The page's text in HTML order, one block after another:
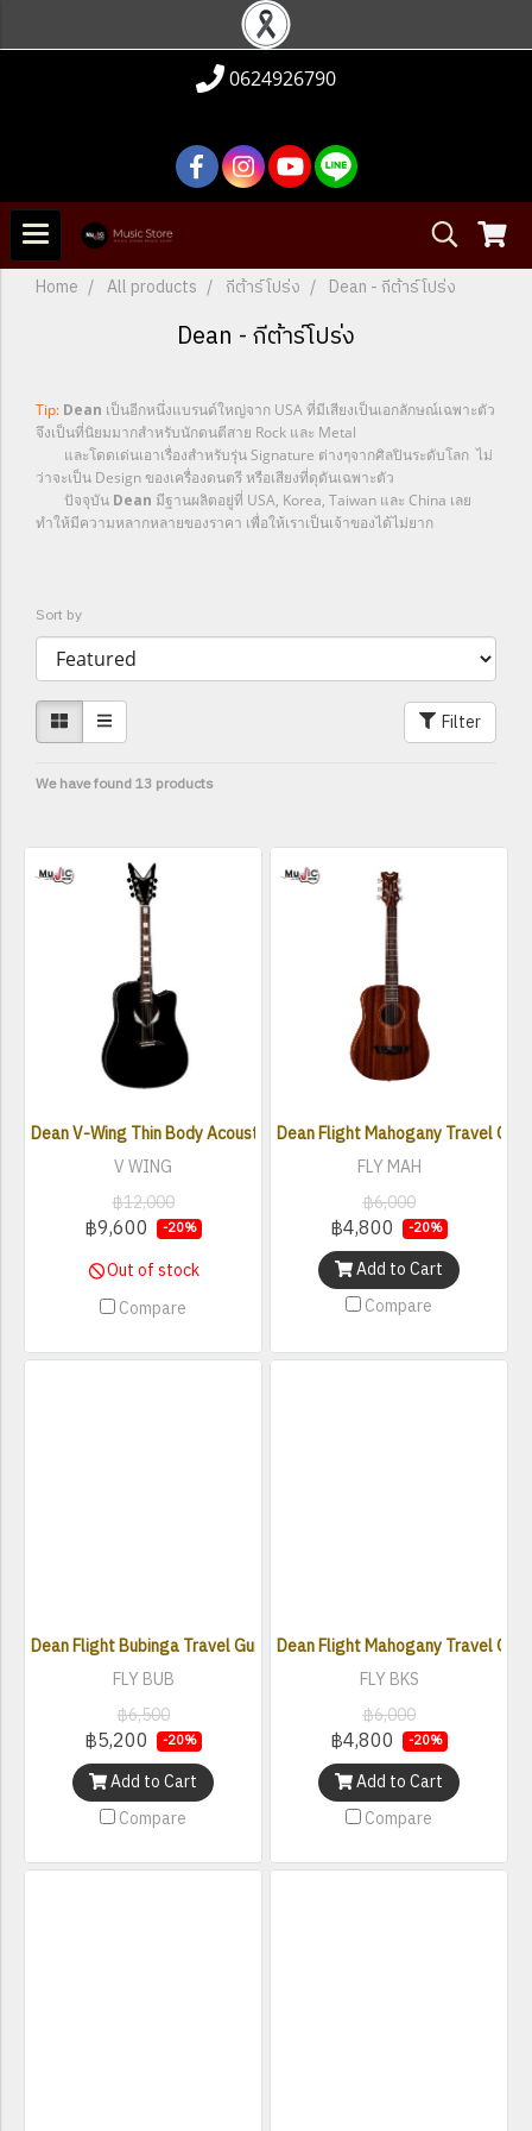
0624926790
Home All products กีต้าร์โปร่ง Dean - กีต้าร์โปร่ง
Dean - กีต้าร์โปร่ง
Tip: Dean เป็นอีกหนึ่งแบรนด์ใหญ่จาก USA ที่มีเสียงเป็นเอกลักษณ์เฉพาะตัว
จึงเป็นที่นิยมมากสำหรับนักดนตีสาย Rock และ Metal
และโดดเด่นเอาเรื่องสำหรับรุ่น Signature ต่างๆจากศิลปินระดับโลก ไม่
ว่าจะเป็น Design ของเครื่องดนตรี หรือเสียงที่ดุดันเฉพาะตัว
ปัจจุบัน Dean มีฐานผลิตอยู่ที่ USA, Korea, Taiwan และ China เลย
ทำให้มีความหลากหลายของราคา เพื่อให้เราเป็นเจ้าของได้ไม่ยาก
Sort by
Filter
We have found 13 products
Dean V-Wing Thin Body Acoustic Electric Guitar - Classic Black
V WING
฿12,000
฿9,600 -20%
Out of stock
Compare
Dean Flight Mahogany Travel
FLY MAH
฿6,000
฿4,800 -20%
Add to Cart
Compare
Dean Flight Bubinga Travel Guitar
FLY BUB
฿6,500
฿5,200 -20%
Add to Cart
Compare
Dean Flight Mahogany Travel
FLY BKS
฿6,000
฿4,800 -20%
Add to Cart
Compare